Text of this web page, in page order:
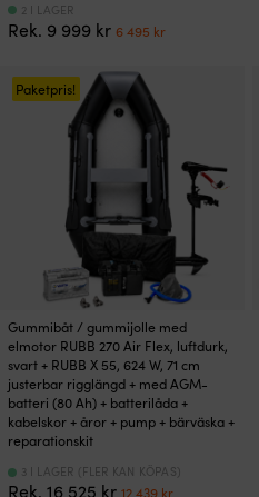
Rek. 9 999 kr Det
priset
var:
9
999 kr.
6 495 krDet
495 kr.
2 I LAGER
Paketpris!
Gummibåt / gummijolle med
elmotor RUBB 270 Air Flex, luftdurk,
svart + RUBB X 55, 624 W, 71 cm
justerbar rigglängd + med AGM-
batteri (80 Ah) + batterilåda +
kabelskor + åror + pump + bärväska +
reparationskit
Rek. 16 525 krDet
12 439 krDet
3 I LAGER (FLER KAN KÖPAS)